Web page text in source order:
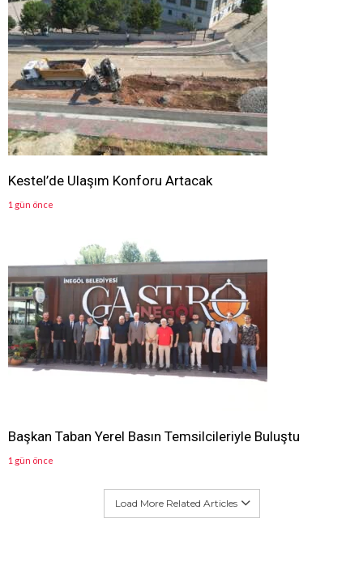
Kestel’de Ulaşım Konforu Artacak
1 gün önce
Başkan Taban Yerel Basın Temsilcileriyle Buluştu
1 gün önce
Load More Related Articles